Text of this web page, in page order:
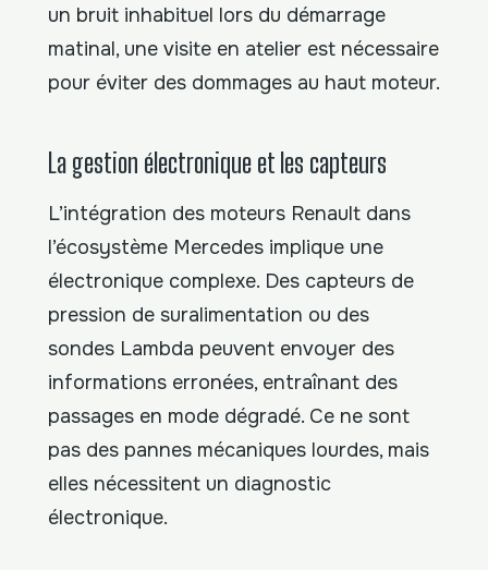
un bruit inhabituel lors du démarrage
matinal, une visite en atelier est nécessaire
pour éviter des dommages au haut moteur.
La gestion électronique et les capteurs
L’intégration des moteurs Renault dans
l’écosystème Mercedes implique une
électronique complexe. Des capteurs de
pression de suralimentation ou des
sondes Lambda peuvent envoyer des
informations erronées, entraînant des
passages en mode dégradé. Ce ne sont
pas des pannes mécaniques lourdes, mais
elles nécessitent un diagnostic
électronique.